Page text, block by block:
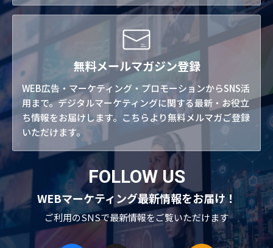
無料メールマガジン登録
WEB広告・マーケティング・プロモーションからSNS活
用まで。デジタルマーケティングに関する最新・お役立
ち情報をお届けします。こちらより無料メルマガご登録
いただけます。
FOLLOW US
WEBマーケティング最新情報をお届け！
ご利用のSNSで最新情報をご覧いただけます